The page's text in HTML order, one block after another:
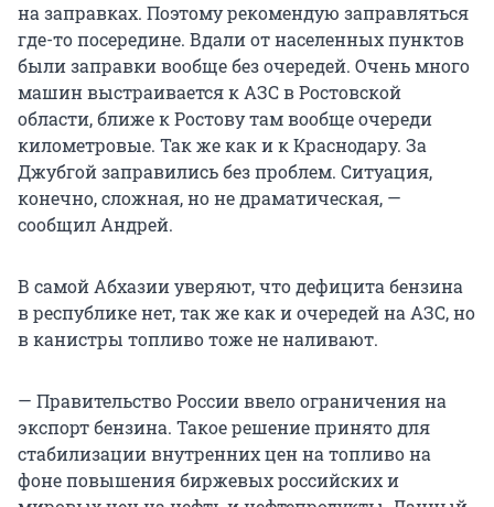
на заправках. Поэтому рекомендую заправляться
где-то посередине. Вдали от населенных пунктов
были заправки вообще без очередей. Очень много
машин выстраивается к АЗС в Ростовской
области, ближе к Ростову там вообще очереди
километровые. Так же как и к Краснодару. За
Джубгой заправились без проблем. Ситуация,
конечно, сложная, но не драматическая, —
сообщил Андрей.
В самой Абхазии уверяют, что дефицита бензина
в республике нет, так же как и очередей на АЗС, но
в канистры топливо тоже не наливают.
— Правительство России ввело ограничения на
экспорт бензина. Такое решение принято для
стабилизации внутренних цен на топливо на
фоне повышения биржевых российских и